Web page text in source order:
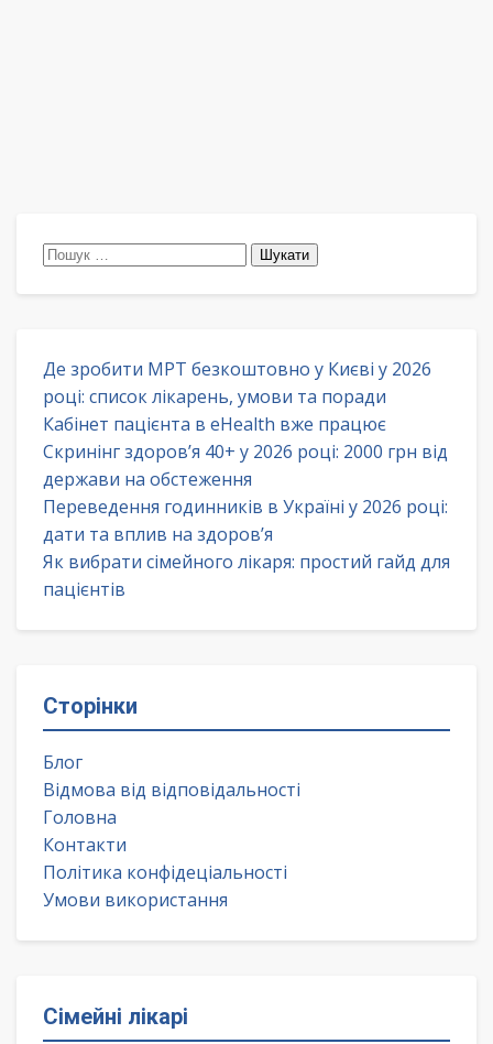
Пошук:
Де зробити МРТ безкоштовно у Києві у 2026
році: список лікарень, умови та поради
Кабінет пацієнта в eHealth вже працює
Скринінг здоров’я 40+ у 2026 році: 2000 грн від
держави на обстеження
Переведення годинників в Україні у 2026 році:
дати та вплив на здоров’я
Як вибрати сімейного лікаря: простий гайд для
пацієнтів
Сторінки
Блог
Відмова від відповідальності
Головна
Контакти
Політика конфідеціальності
Умови використання
Сімейні лікарі